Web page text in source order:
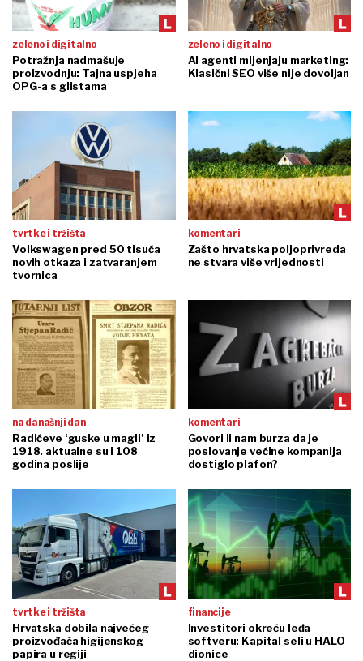
zeleno i digitalno
Potražnja nadmašuje
proizvodnju: Tajna uspjeha
OPG-a s glistama
zeleno i digitalno
AI agenti mijenjaju marketing:
Klasični SEO više nije dovoljan
tvrtke i tržišta
Volkswagen pred 50 tisuća
novih otkaza i zatvaranjem
tvornica
komentari
Zašto hrvatska poljoprivreda
ne stvara više vrijednosti
na današnji dan
Radićeve ‘guske u magli’ iz
1918. aktualne su i 108
godina poslije
komentari
Govori li nam burza da je
poslovanje većine kompanija
dostiglo plafon?
tvrtke i tržišta
Hrvatska dobila najvećeg
proizvođača higijenskog
papira u regiji
financije
Investitori okreću leđa
softveru: Kapital seli u HALO
dionice